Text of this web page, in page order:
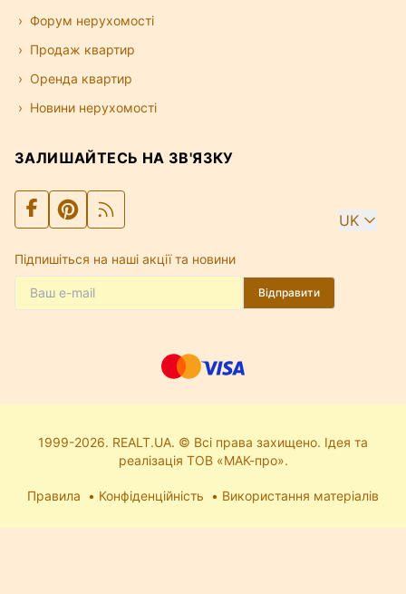
Форум нерухомості
Продаж квартир
Оренда квартир
Новини нерухомості
ЗАЛИШАЙТЕСЬ НА ЗВ'ЯЗКУ
UK
Підпишіться на наші акції та новини
Відправити
1999-2026. REALT.UA. © Всі права захищено. Ідея та
реалізація ТОВ «МАК-про».
Правила Конфіденційність Використання матеріалів